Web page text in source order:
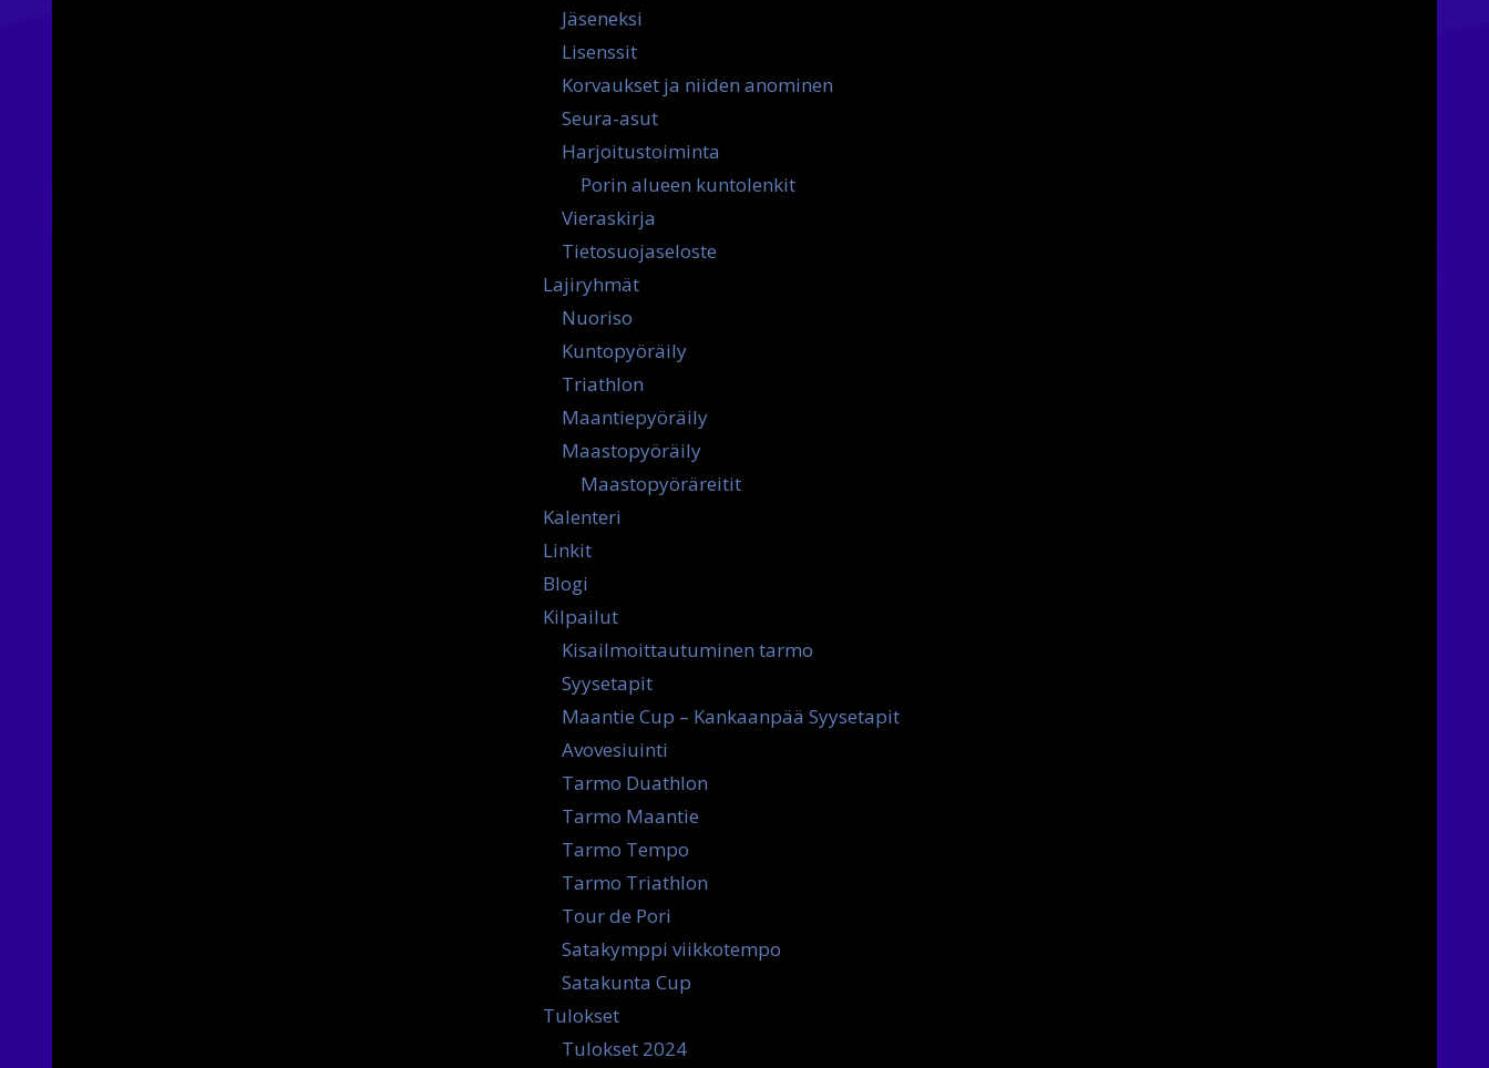
Jäseneksi
Lisenssit
Korvaukset ja niiden anominen
Seura-asut
Harjoitustoiminta
Porin alueen kuntolenkit
Vieraskirja
Tietosuojaseloste
Lajiryhmät
Nuoriso
Kuntopyöräily
Triathlon
Maantiepyöräily
Maastopyöräily
Maastopyöräreitit
Kalenteri
Linkit
Blogi
Kilpailut
Kisailmoittautuminen tarmo
Syysetapit
Maantie Cup – Kankaanpää Syysetapit
Avovesiuinti
Tarmo Duathlon
Tarmo Maantie
Tarmo Tempo
Tarmo Triathlon
Tour de Pori
Satakymppi viikkotempo
Satakunta Cup
Tulokset
Tulokset 2024